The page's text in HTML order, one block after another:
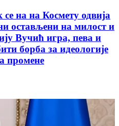
на на Космету одвија
остављени на милост и
Вучић игра, пева и
борба за идеологије
промене